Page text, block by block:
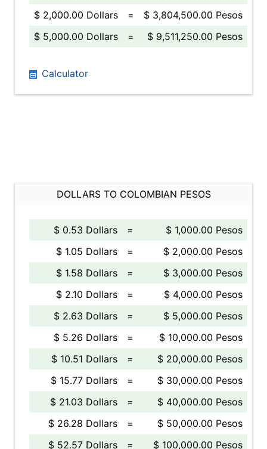
$ 2,000.00 Dollars
=
$ 3,804,500.00 Pesos
$ 5,000.00 Dollars
= $ 9,511,250.00 Pesos
Calculator
DOLLARS TO COLOMBIAN PESOS
$ 0.53 Dollars =
$ 1,000.00 Pesos
$ 1.05 Dollars
=
$ 2,000.00 Pesos
$ 1.58 Dollars
=
$ 3,000.00 Pesos
$ 2.10 Dollars
=
$ 4,000.00 Pesos
$ 2.63 Dollars
=
$ 5,000.00 Pesos
$ 5.26 Dollars
=
$ 10,000.00 Pesos
$ 10.51 Dollars
=
$ 20,000.00 Pesos
$ 15.77 Dollars
=
$ 30,000.00 Pesos
$ 21.03 Dollars
=
$ 40,000.00 Pesos
$ 26.28 Dollars
=
$ 50,000.00 Pesos
$ 52.57 Dollars
= $ 100,000.00 Pesos